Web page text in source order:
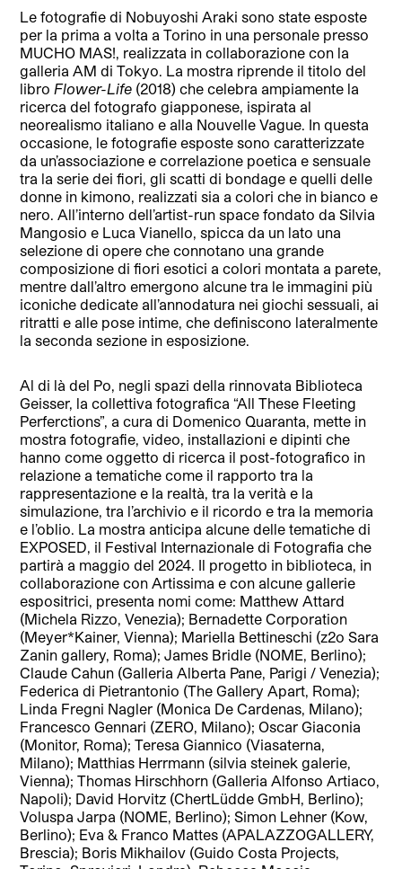
Le fotografie di Nobuyoshi Araki sono state esposte
per la prima a volta a Torino in una personale presso
MUCHO MAS!, realizzata in collaborazione con la
galleria AM di Tokyo. La mostra riprende il titolo del
libro Flower-Life (2018) che celebra ampiamente la
ricerca del fotografo giapponese, ispirata al
neorealismo italiano e alla Nouvelle Vague. In questa
occasione, le fotografie esposte sono caratterizzate
da un’associazione e correlazione poetica e sensuale
tra la serie dei fiori, gli scatti di bondage e quelli delle
donne in kimono, realizzati sia a colori che in bianco e
nero. All’interno dell’artist-run space fondato da Silvia
Mangosio e Luca Vianello, spicca da un lato una
selezione di opere che connotano una grande
composizione di fiori esotici a colori montata a parete,
mentre dall’altro emergono alcune tra le immagini più
iconiche dedicate all’annodatura nei giochi sessuali, ai
ritratti e alle pose intime, che definiscono lateralmente
la seconda sezione in esposizione.
Al di là del Po, negli spazi della rinnovata Biblioteca
Geisser, la collettiva fotografica “All These Fleeting
Perferctions”, a cura di Domenico Quaranta, mette in
mostra fotografie, video, installazioni e dipinti che
hanno come oggetto di ricerca il post-fotografico in
relazione a tematiche come il rapporto tra la
rappresentazione e la realtà, tra la verità e la
simulazione, tra l’archivio e il ricordo e tra la memoria
e l’oblio. La mostra anticipa alcune delle tematiche di
EXPOSED, il Festival Internazionale di Fotografia che
partirà a maggio del 2024. Il progetto in biblioteca, in
collaborazione con Artissima e con alcune gallerie
espositrici, presenta nomi come: Matthew Attard
(Michela Rizzo, Venezia); Bernadette Corporation
(Meyer*Kainer, Vienna); Mariella Bettineschi (z2o Sara
Zanin gallery, Roma); James Bridle (NOME, Berlino);
Claude Cahun (Galleria Alberta Pane, Parigi / Venezia);
Federica di Pietrantonio (The Gallery Apart, Roma);
Linda Fregni Nagler (Monica De Cardenas, Milano);
Francesco Gennari (ZERO, Milano); Oscar Giaconia
(Monitor, Roma); Teresa Giannico (Viasaterna,
Milano); Matthias Herrmann (silvia steinek galerie,
Vienna); Thomas Hirschhorn (Galleria Alfonso Artiaco,
Napoli); David Horvitz (ChertLüdde GmbH, Berlino);
Voluspa Jarpa (NOME, Berlino); Simon Lehner (Kow,
Berlino); Eva & Franco Mattes (APALAZZOGALLERY,
Brescia); Boris Mikhailov (Guido Costa Projects,